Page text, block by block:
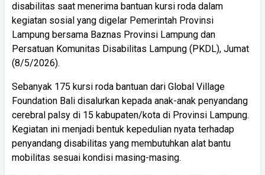
disabilitas saat menerima bantuan kursi roda dalam
kegiatan sosial yang digelar Pemerintah Provinsi
Lampung bersama Baznas Provinsi Lampung dan
Persatuan Komunitas Disabilitas Lampung (PKDL), Jumat
(8/5/2026).
Sebanyak 175 kursi roda bantuan dari Global Village
Foundation Bali disalurkan kepada anak-anak penyandang
cerebral palsy di 15 kabupaten/kota di Provinsi Lampung.
Kegiatan ini menjadi bentuk kepedulian nyata terhadap
penyandang disabilitas yang membutuhkan alat bantu
mobilitas sesuai kondisi masing-masing.